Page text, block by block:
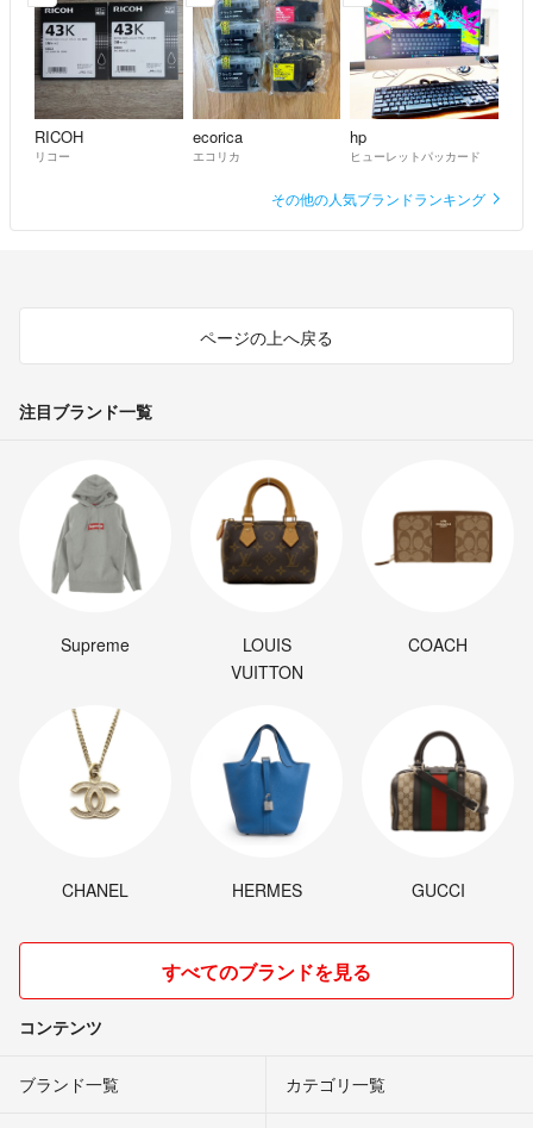
RICOH
リコー
ecorica
エコリカ
hp
ヒューレットパッカード
その他の人気ブランドランキング
ページの上へ戻る
注目ブランド一覧
Supreme
LOUIS
VUITTON
COACH
CHANEL HERMES GUCCI
すべてのブランドを見る
コンテンツ
ブランド一覧 カテゴリ一覧